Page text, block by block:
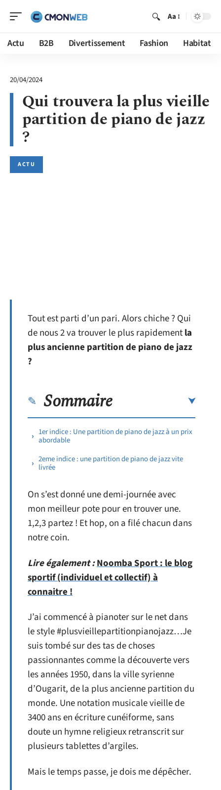
Aa
Actu B2B Divertissement Fashion Habitat
20/04/2024
Qui trouvera la plus vieille
partition de piano de jazz
?
ACTU
Tout est parti d’un pari. Alors chiche ? Qui
de nous 2 va trouver le plus rapidementla
plus ancienne partition de piano de jazz
?
Sommaire
1er indice : Une partition de piano de jazz à un prix
abordable
2eme indice : une partition de piano de jazz vite
livrée
On s’est donné une demi-journée avec
mon meilleur pote pour en trouver une.
1,2,3 partez ! Et hop, on a filé chacun dans
notre coin.
Lire également :Noomba Sport : le blog
sportif (individuel et collectif) à
connaitre !
J’ai commencé à pianoter sur le net dans
le style #plusvieillepartitionpianojazz…Je
suis tombé sur des tas de choses
passionnantes comme la découverte vers
les années 1950, dans la ville syrienne
d’Ougarit, de la plus ancienne partition du
monde. Une notation musicale vieille de
3400 ans en écriture cunéiforme, sans
doute un hymne religieux retranscrit sur
plusieurs tablettes d’argiles.
Mais le temps passe, je dois me dépêcher.